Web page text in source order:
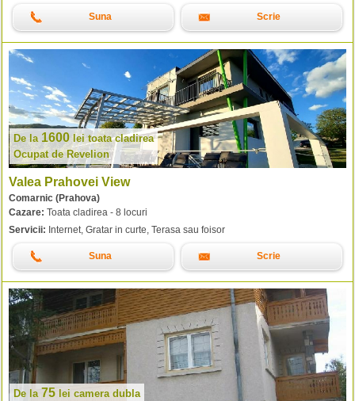
Suna Scrie
De la 1600 lei toata cladirea
Ocupat de Revelion
Valea Prahovei View
Comarnic (Prahova)
Cazare: Toata cladirea - 8 locuri
Servicii: Internet, Gratar in curte, Terasa sau foisor
Suna Scrie
De la 75 lei camera dubla